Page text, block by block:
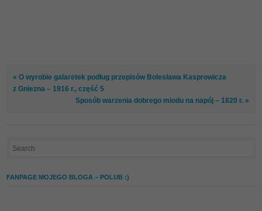
« O wyrobie galaretek podług przepisów Bolesława Kasprowicza
z Gniezna – 1916 r., część 5
Sposób warzenia dobrego miodu na napój – 1820 r. »
FANPAGE MOJEGO BLOGA – POLUB :)